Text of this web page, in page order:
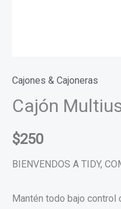
Cajones & Cajoneras
Cajón
$250
BIENVENDOS A TIDY,
Mantén todo bajo control